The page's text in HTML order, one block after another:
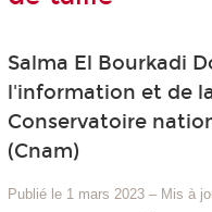
Salma El Bourkadi
l'information et de
Conservatoire
(Cnam)
Publié le 1 mars 2023 – Mis à